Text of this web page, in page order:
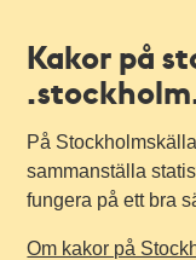
Kakor på
På
sammanställa
fungera på ett bra
Om kakor på